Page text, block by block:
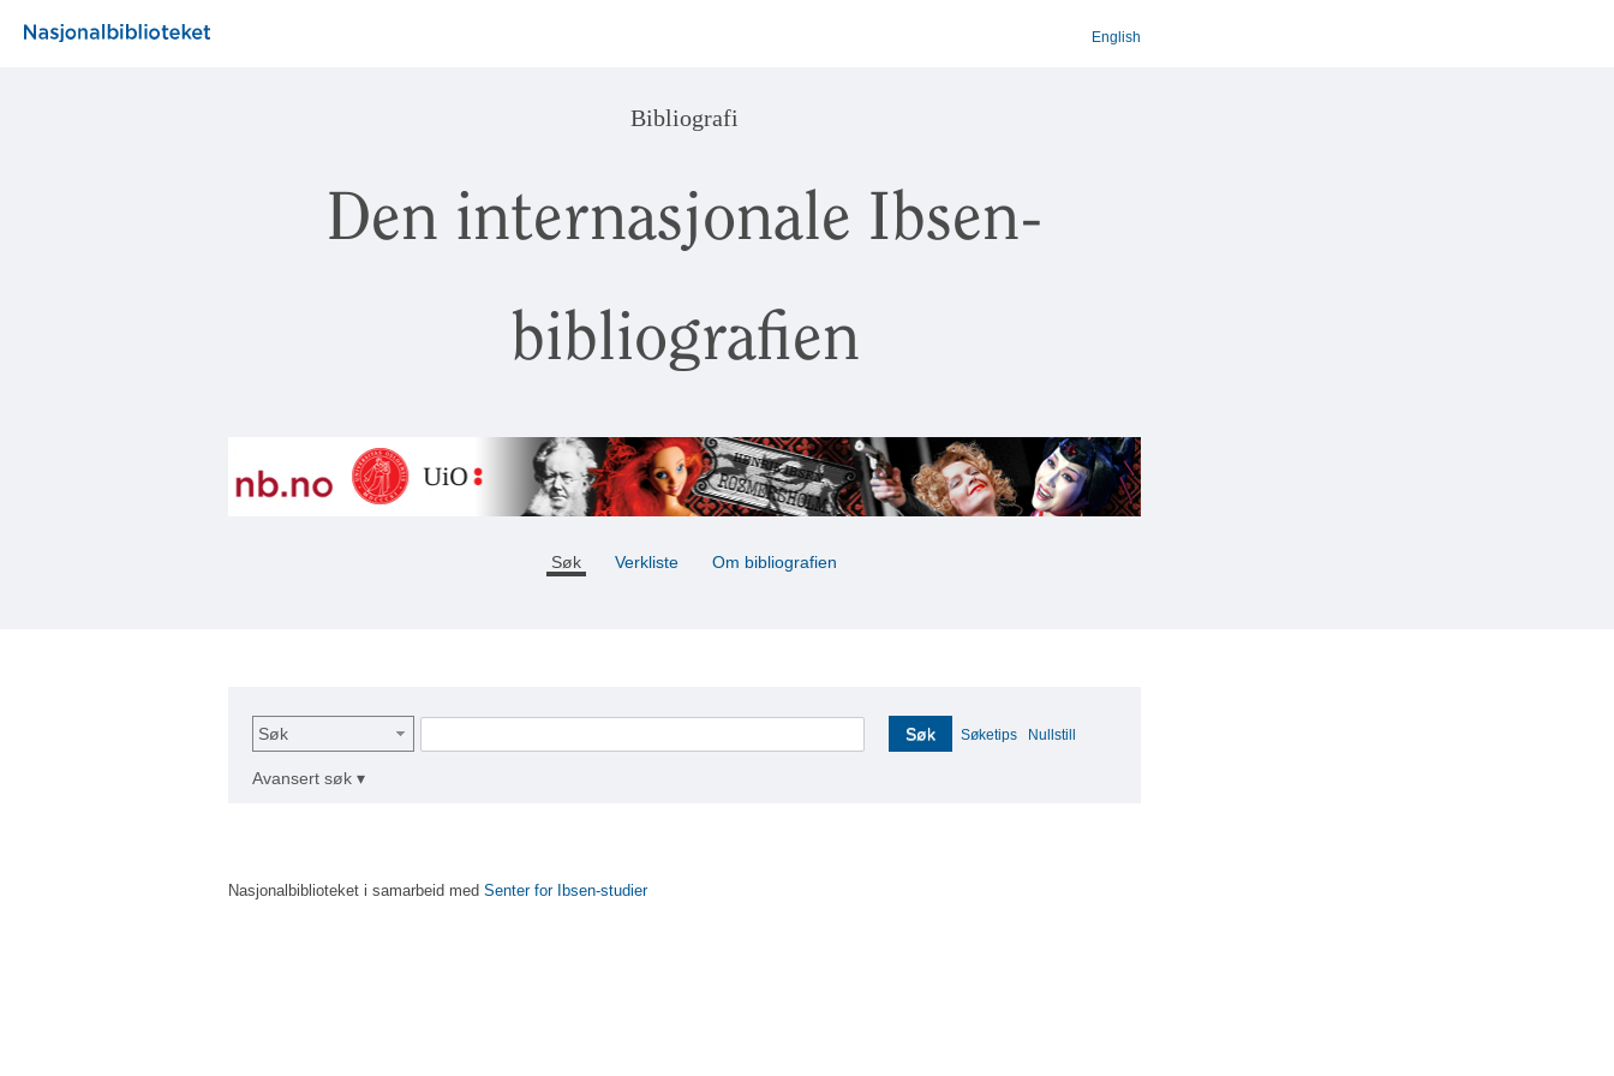
English
Bibliografi
Den internasjonale Ibsen-
bibliografien
Søk Verkliste Om bibliografien
Søk Søk Søketips Nullstill
Avansert søk ▾
Nasjonalbiblioteket i samarbeid med Senter for Ibsen-studier